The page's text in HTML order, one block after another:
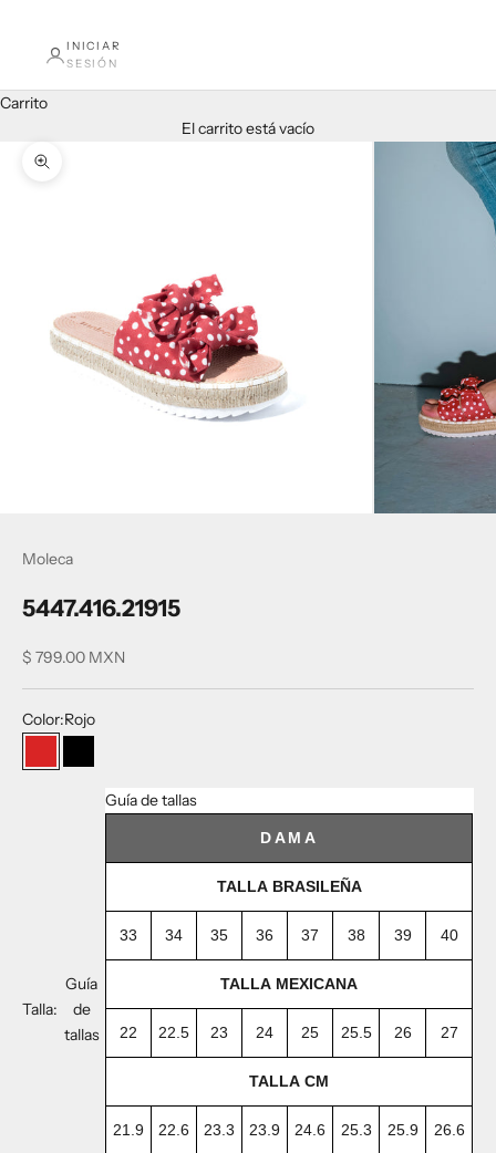
INICIAR
SESIÓN
Carrito
El carrito está vacío
Zoom
Moleca
5447.416.21915
Precio de oferta
$ 799.00 MXN
Color:Rojo
Rojo Negro
Talla:
Guía
de
tallas
Guía de tallas
DAMA
TALLA BRASILEÑA
33 34 35 36 37 38 39 40
TALLA MEXICANA
22 22.5 23 24 25 25.5 26 27
TALLA CM
21.9 22.6 23.3 23.9 24.6 25.3 25.9 26.6